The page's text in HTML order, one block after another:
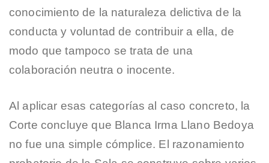
conocimiento de la naturaleza delictiva de la
conducta y voluntad de contribuir a ella, de
modo que tampoco se trata de una
colaboración neutra o inocente.
Al aplicar esas categorías al caso concreto, la
Corte concluye que Blanca Irma Llano Bedoya
no fue una simple cómplice. El razonamiento